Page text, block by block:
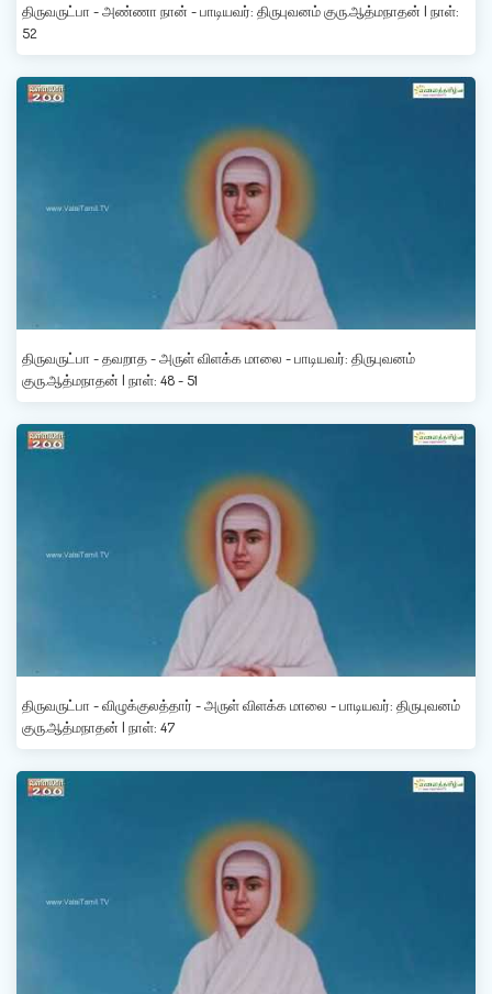
திருவருட்பா - அண்ணா நான் - பாடியவர்: திருபுவனம் குரு.ஆத்மநாதன் | நாள்:
52
திருவருட்பா - தவறாத - அருள் விளக்க மாலை - பாடியவர்: திருபுவனம்
குரு.ஆத்மநாதன் | நாள்: 48 - 51
திருவருட்பா - விழுக்குலத்தார் - அருள் விளக்க மாலை - பாடியவர்: திருபுவனம்
குரு.ஆத்மநாதன் | நாள்: 47